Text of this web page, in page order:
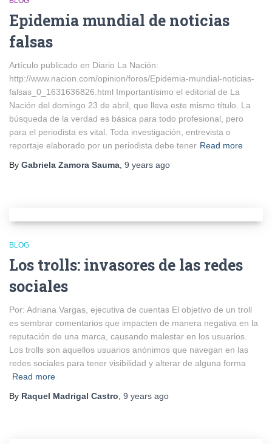
Epidemia mundial de noticias
falsas
Artículo publicado en Diario La Nación:
http://www.nacion.com/opinion/foros/Epidemia-mundial-noticias-
falsas_0_1631636826.html Importantísimo el editorial de La
Nación del domingo 23 de abril, que lleva este mismo título. La
búsqueda de la verdad es básica para todo profesional, pero
para el periodista es vital. Toda investigación, entrevista o
reportaje elaborado por un periodista debe tener Read more
By Gabriela Zamora Sauma, 9 years ago
BLOG
Los trolls: invasores de las redes
sociales
Por: Adriana Vargas, ejecutiva de cuentas El objetivo de un troll
es sembrar comentarios que impacten de manera negativa en la
reputación de una marca, causando malestar en los usuarios.
Los trolls son aquellos usuarios anónimos que navegan en las
redes sociales para tener visibilidad y alterar de alguna forma
Read more
By Raquel Madrigal Castro, 9 years ago